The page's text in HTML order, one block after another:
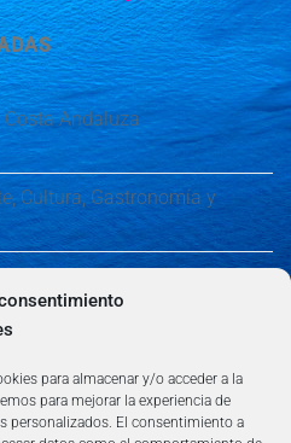
para almacenar y/o acceder a la
para mejorar la experiencia de
personalizados. El consentimiento a
Costa Andaluza
Cultura, Gastronomía y